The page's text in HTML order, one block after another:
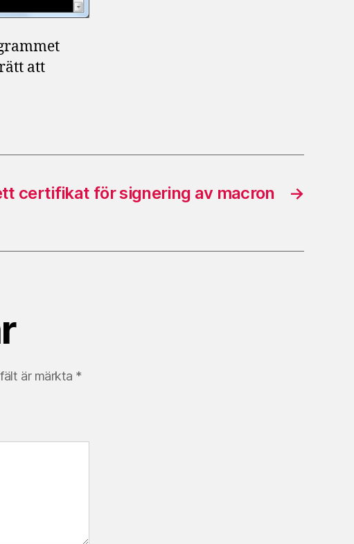
att
→
certifikat för signering av macron
är märkta *